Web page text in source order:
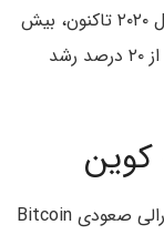
ارزش بیشتری دارد؛ اولین رمز ارز از ابتدای سال ۲۰۲۰ تاکنون، بیش
از ۲۹۳ درصد و تنها در چهار روز گذشته، بیش از ۲۰ درصد رشد
چهارمین رمز ارز دنیا یعنی XRP، نتوانست با رالی صعودی Bitcoin